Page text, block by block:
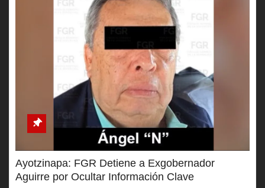
Ayotzinapa: FGR Detiene a Exgobernador
Aguirre por Ocultar Información Clave